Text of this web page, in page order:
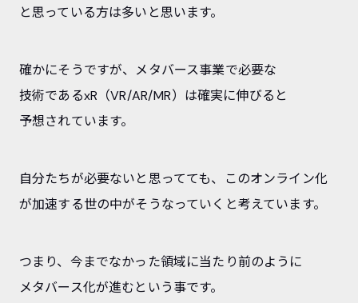
と思っている方は多いと思います。
確かにそうですが、メタバース事業で必要な
技術であるxR（VR/AR/MR）は確実に伸びると
予想されています。
自分たちが必要ないと思ってても、このオンライン化
が加速する世の中がそうなっていくと考えています。
つまり、今までなかった領域に当たり前のように
メタバース化が進むという事です。